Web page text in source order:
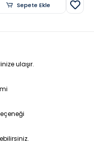
Sepete Ekle
ulaşır.